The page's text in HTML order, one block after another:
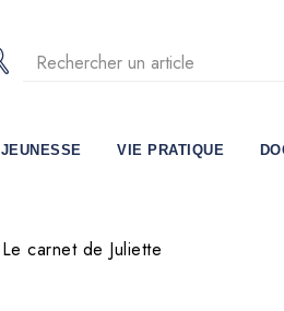
JEUNESSE VIE PRATIQUE
Le carnet de Juliette